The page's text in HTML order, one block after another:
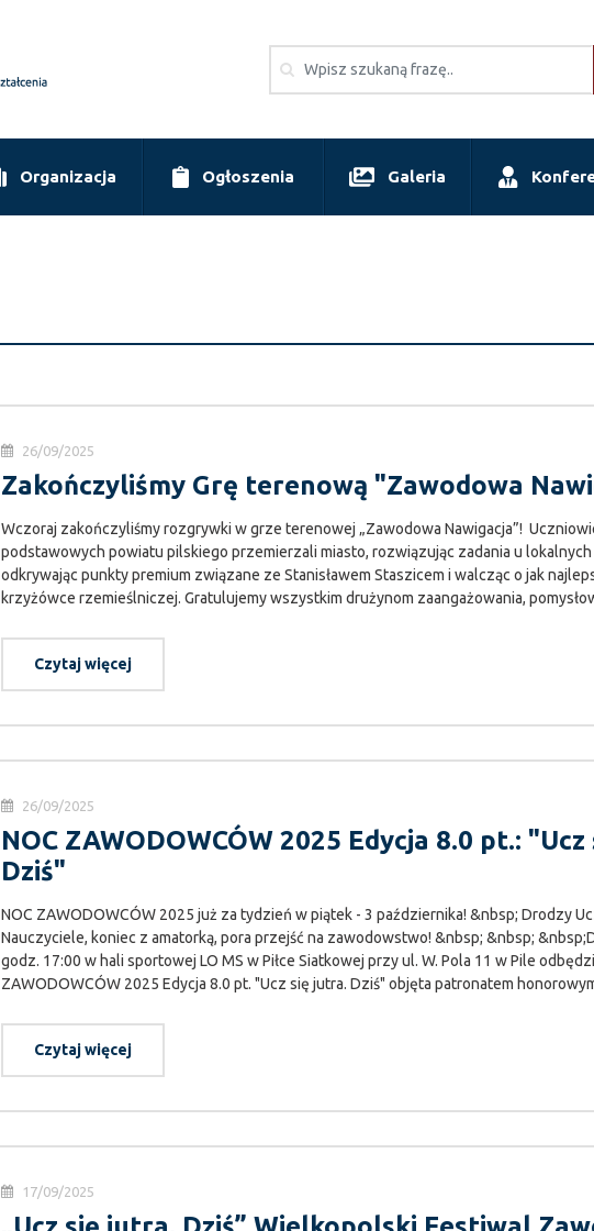
Organizacja Ogłoszenia Galeria
26/09/2025
Zakończyliśmy Grę terenową "Zawodowa
Wczoraj zakończyliśmy rozgrywki w grze terenowej „Zawodowa Nawigacja”!
podstawowych powiatu pilskiego przemierzali miasto, rozwiązując zadania u
odkrywając punkty premium związane ze Stanisławem Staszicem i walcząc o jak
krzyżówce rzemieślniczej. Gratulujemy wszystkim drużynom zaangażowania,
Czytaj więcej
26/09/2025
NOC ZAWODOWCÓW 2025 Edycja 8.0 pt.:
Dziś"
NOC ZAWODOWCÓW 2025 już za tydzień w piątek - 3 października! &nbsp; Drodzy
Nauczyciele, koniec z amatorką, pora przejść na zawodowstwo! &nbsp; &nbsp;
godz. 17:00 w hali sportowej LO MS w Piłce Siatkowej przy ul. W. Pola 11 w Pile
ZAWODOWCÓW 2025 Edycja 8.0 pt. "Ucz się jutra. Dziś" objęta patronatem
Czytaj więcej
17/09/2025